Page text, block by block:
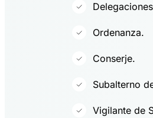
Ordenanza.
Conserje.
Subalterno
Vigilante de